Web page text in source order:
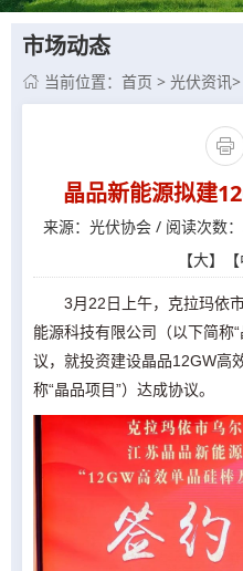
市场动态
 当前位置： 首页 > 光伏资讯>

晶品新能源拟建
来源：光伏协会 / 阅读次数
【大】【
3月22日上午，克拉玛依
能源科技有限公司（以下简称
议，就投资建设晶品12GW高
称“晶品项目”）达成协议。